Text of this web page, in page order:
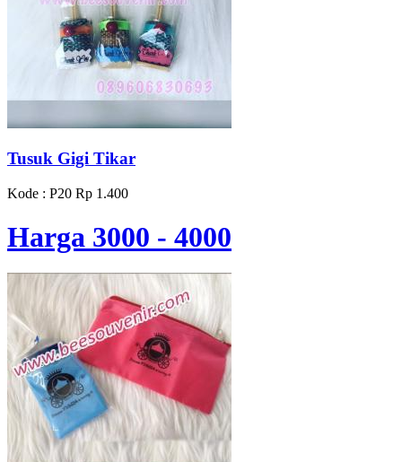
Tusuk Gigi Tikar
Kode : P20 Rp 1.400
Harga 3000 - 4000